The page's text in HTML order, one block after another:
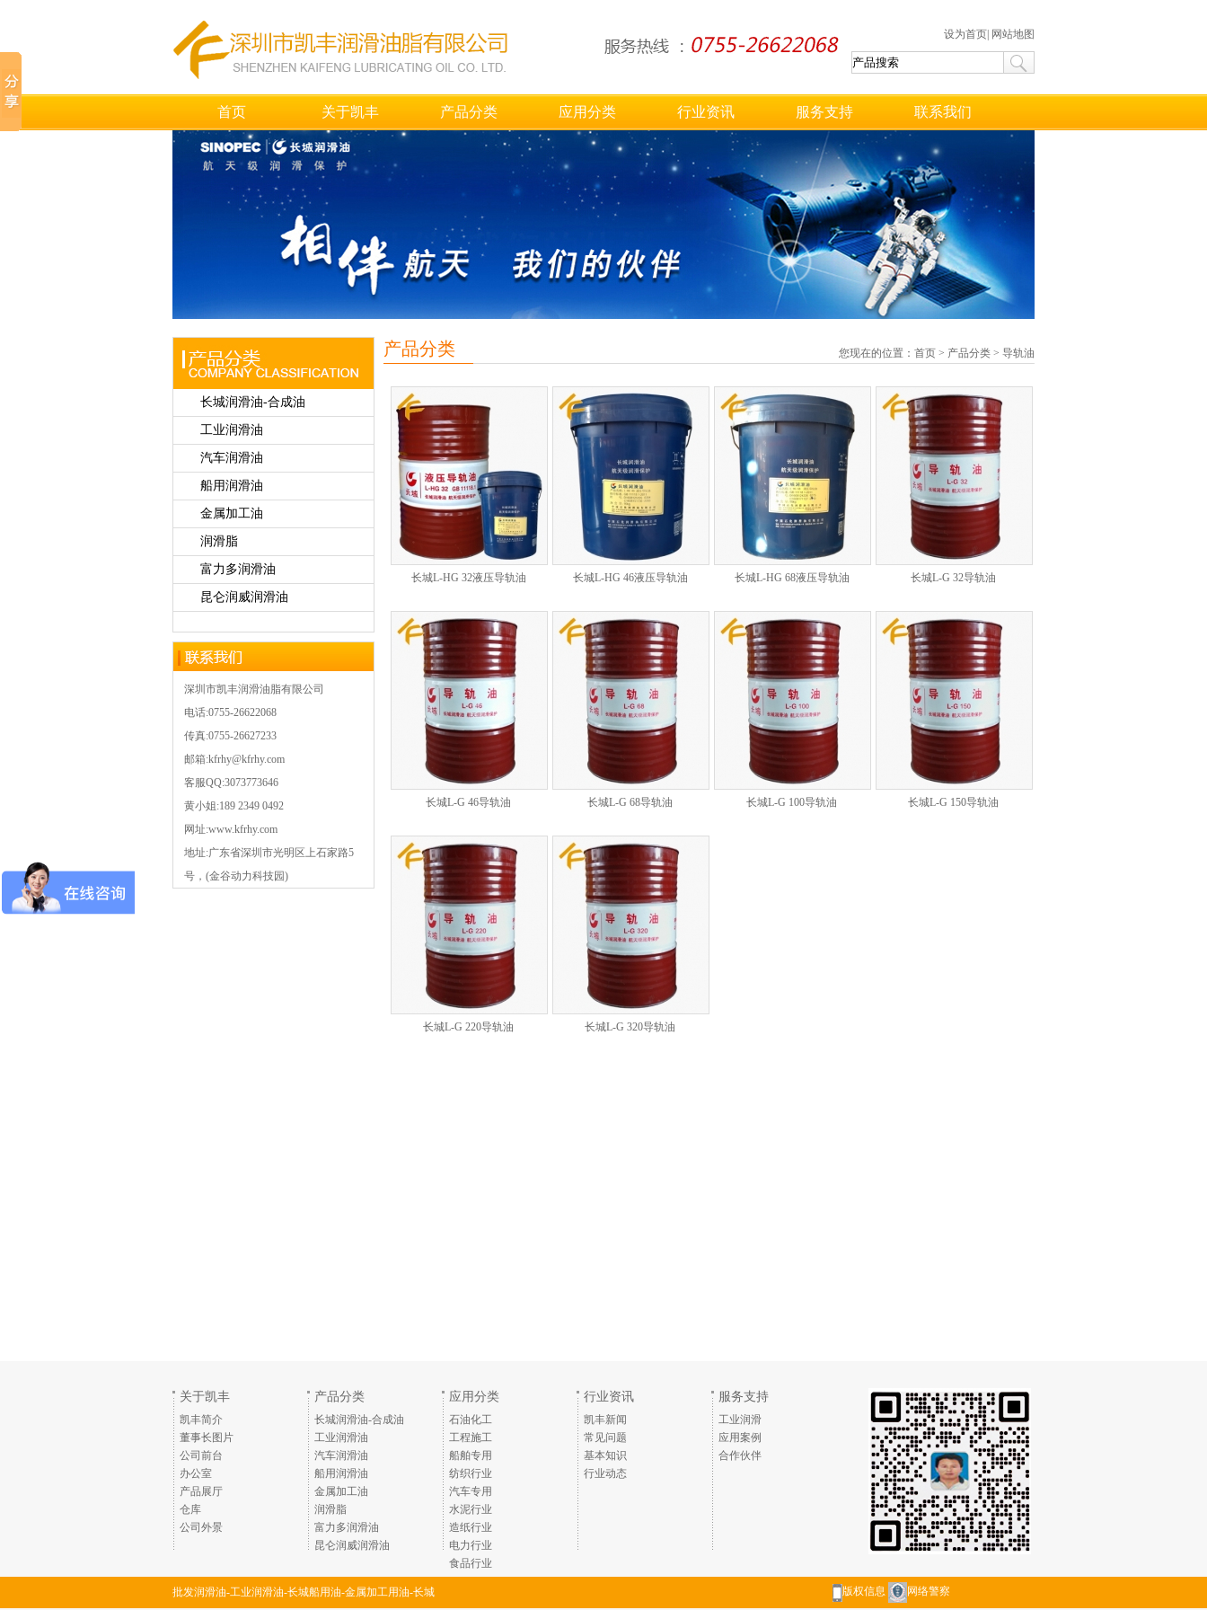
设为首页 网站地图
首页 关于凯丰 产品分类 应用分类 行业资讯 服务支持 联系我们
长城润滑油-合成油
工业润滑油
汽车润滑油
船用润滑油
金属加工油
润滑脂
富力多润滑油
昆仑润威润滑油
深圳市凯丰润滑油脂有限公司
电话:0755-26622068
传真:0755-26627233
邮箱:kfrhy@kfrhy.com
客服QQ:3073773646
黄小姐:189 2349 0492
网址:www.kfrhy.com
地址:广东省深圳市光明区上石家路5
号，(金谷动力科技园)
产品分类 您现在的位置： 首页 > 产品分类 > 导轨油
长城L-HG 32液压导轨油 长城L-HG 46液压导轨油 长城L-HG 68液压导轨油 长城L-G 32导轨油
长城L-G 46导轨油 长城L-G 68导轨油 长城L-G 100导轨油 长城L-G 150导轨油
长城L-G 220导轨油 长城L-G 320导轨油
关于凯丰
凯丰简介
董事长图片
公司前台
办公室
产品展厅
仓库
公司外景
产品分类
长城润滑油-合成油
工业润滑油
汽车润滑油
船用润滑油
金属加工油
润滑脂
富力多润滑油
昆仑润威润滑油
应用分类
石油化工
工程施工
船舶专用
纺织行业
汽车专用
水泥行业
造纸行业
电力行业
食品行业
行业资讯
凯丰新闻
常见问题
基本知识
行业动态
服务支持
工业润滑
应用案例
合作伙伴
批发润滑油-工业润滑油-长城船用油-金属加工用油-长城 版权信息 网络警察